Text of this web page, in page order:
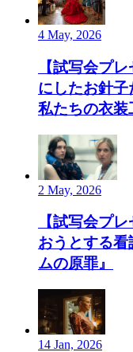
4 May, 2026
【試写会プ
にしたお針
私たちの衣装
2 May, 2026
【試写会プ
おうとする
ムの原罪』
14 Jan, 2026